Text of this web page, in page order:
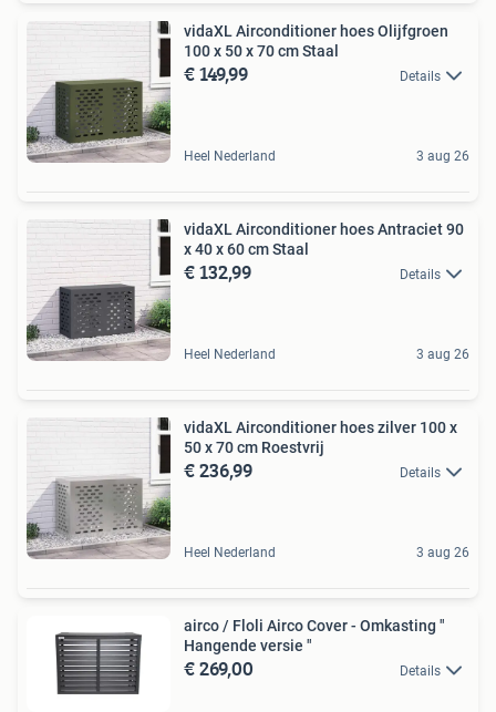
vidaXL Airconditioner hoes Olijfgroen
100 x 50 x 70 cm Staal
€ 149,99 Details
Heel Nederland 3 aug 26
vidaXL Airconditioner hoes Antraciet 90
x 40 x 60 cm Staal
€ 132,99 Details
Heel Nederland 3 aug 26
vidaXL Airconditioner hoes zilver 100 x
50 x 70 cm Roestvrij
€ 236,99 Details
Heel Nederland 3 aug 26
airco / Floli Airco Cover - Omkasting "
Hangende versie "
€ 269,00 Details